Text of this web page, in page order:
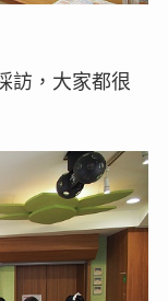
訪，大家都很